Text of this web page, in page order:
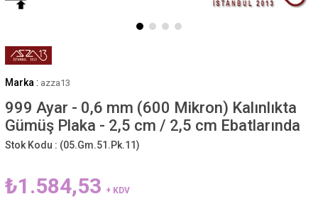
Marka : azza13
999 Ayar - 0,6 mm (600 Mikron) Kalınlıkta
Gümüş Plaka - 2,5 cm / 2,5 cm Ebatlarında
Stok Kodu : (05.Gm.51.Pk.11)
₺1.584,53 + KDV